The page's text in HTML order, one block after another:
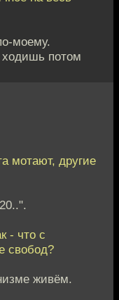
моему.
ходишь потом
мотают, другие
- что с
свобод?
живём.